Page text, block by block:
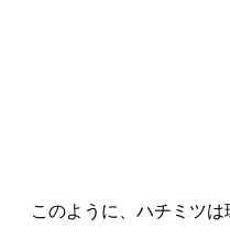
このように、ハチミツは